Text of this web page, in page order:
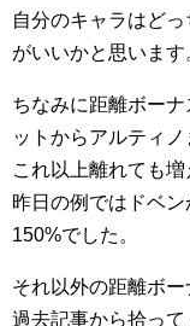
自分のキャラはど
がいいかと思います
ちなみに距離ボー
ットからアルティノ
これ以上離れても増
昨日の例ではドベ
150%でした。
それ以外の距離ボ
過去記事から拾って